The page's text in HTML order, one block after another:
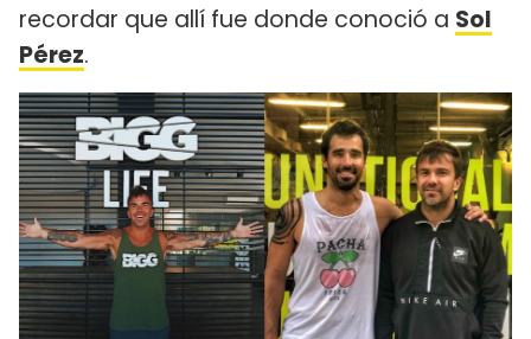
recordar que allí fue donde conoció a Sol
Pérez.